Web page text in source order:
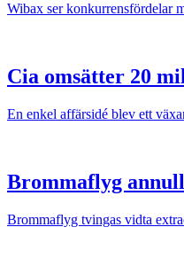
Wibax ser konkurrensfördelar
Cia omsätter 20
En enkel affärsidé blev ett
Brommaflyg
Brommaflyg tvingas vidta